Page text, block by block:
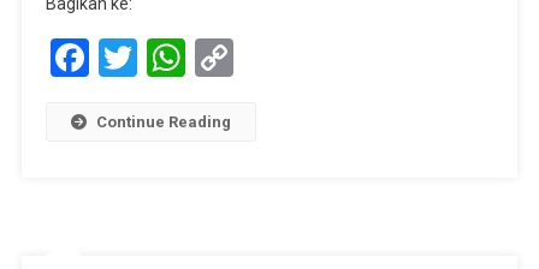
Facebook
TwitterWhatsApp
Copy
Continue Reading